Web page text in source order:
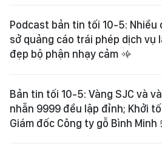
Podcast bản tin tối 10-5: Nhiều
sở quảng cáo trái phép dịch vụ
đẹp bộ phận nhạy cảm
Bản tin tối 10-5: Vàng SJC và
nhẫn 9999 đều lập đỉnh; Khởi tố
Giám đốc Công ty gỗ Bình Minh